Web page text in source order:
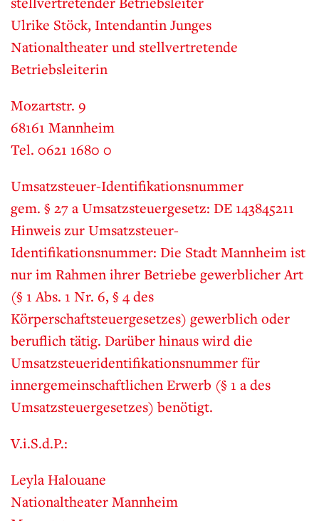
Ulrike Stöck, Intendantin Junges
Nationaltheater und stellvertretende
Betriebsleiterin
Mozartstr. 9
68161 Mannheim
Tel. 0621 1680 0
Umsatzsteuer-Identifikationsnummer
gem. § 27 a Umsatzsteuergesetz: DE 143845211
Hinweis zur Umsatzsteuer-
Identifikationsnummer: Die Stadt Mannheim ist
nur im Rahmen ihrer Betriebe gewerblicher Art
(§ 1 Abs. 1 Nr. 6, § 4 des
Körperschaftsteuergesetzes) gewerblich oder
beruflich tätig. Darüber hinaus wird die
Umsatzsteueridentifikationsnummer für
innergemeinschaftlichen Erwerb (§ 1 a des
Umsatzsteuergesetzes) benötigt.
V.i.S.d.P.:
Leyla Halouane
Nationaltheater Mannheim